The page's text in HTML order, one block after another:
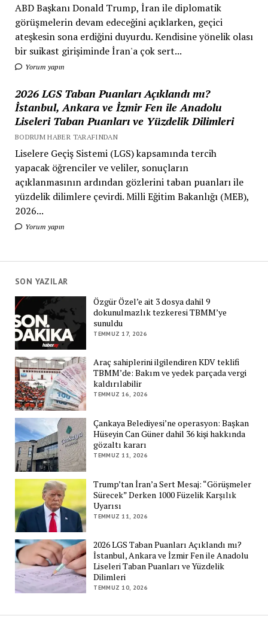
ABD Başkanı Donald Trump, İran ile diplomatik
görüşmelerin devam edeceğini açıklarken, geçici
ateşkesin sona erdiğini duyurdu. Kendisine yönelik olası
bir suikast girişiminde İran'a çok sert...
Yorum yapın
2026 LGS Taban Puanları Açıklandı mı?
İstanbul, Ankara ve İzmir Fen ile Anadolu
Liseleri Taban Puanları ve Yüzdelik Dilimleri
BODRUM HABER TARAFINDAN
Liselere Geçiş Sistemi (LGS) kapsamında tercih
yapacak öğrenciler ve veliler, sonuçların
açıklanmasının ardından gözlerini taban puanları ile
yüzdelik dilimlere çevirdi. Milli Eğitim Bakanlığı (MEB),
2026...
Yorum yapın
SON YAZILAR
Özgür Özel’e ait 3 dosya dahil 9
dokunulmazlık tezkeresi TBMM’ye
sunuldu
TEMMUZ 17, 2026
Araç sahiplerini ilgilendiren KDV teklifi
TBMM’de: Bakım ve yedek parçada vergi
kaldırılabilir
TEMMUZ 16, 2026
Çankaya Belediyesi’ne operasyon: Başkan
Hüseyin Can Güner dahil 36 kişi hakkında
gözaltı kararı
TEMMUZ 11, 2026
Trump’tan İran’a Sert Mesaj: “Görüşmeler
Sürecek” Derken 1000 Füzelik Karşılık
Uyarısı
TEMMUZ 11, 2026
2026 LGS Taban Puanları Açıklandı mı?
İstanbul, Ankara ve İzmir Fen ile Anadolu
Liseleri Taban Puanları ve Yüzdelik
Dilimleri
TEMMUZ 10, 2026